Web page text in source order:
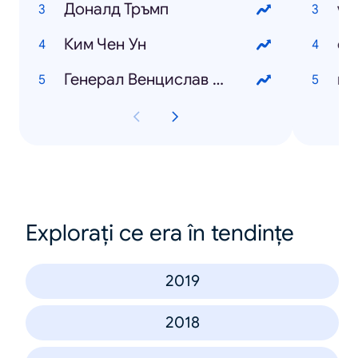
Доналд Тръмп
Ким Чен Ун
Генерал Венцислав Мутафчийски
Explorați ce era în tendințe
2019
2018